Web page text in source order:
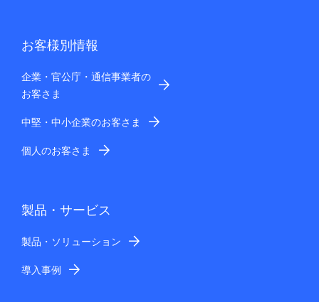
お客様別情報
企業・官公庁・通信事業者の
お客さま
中堅・中小企業のお客さま
個人のお客さま
製品・サービス
製品・ソリューション
導入事例